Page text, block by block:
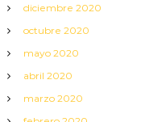
diciembre 2020
octubre 2020
mayo 2020
abril 2020
marzo 2020